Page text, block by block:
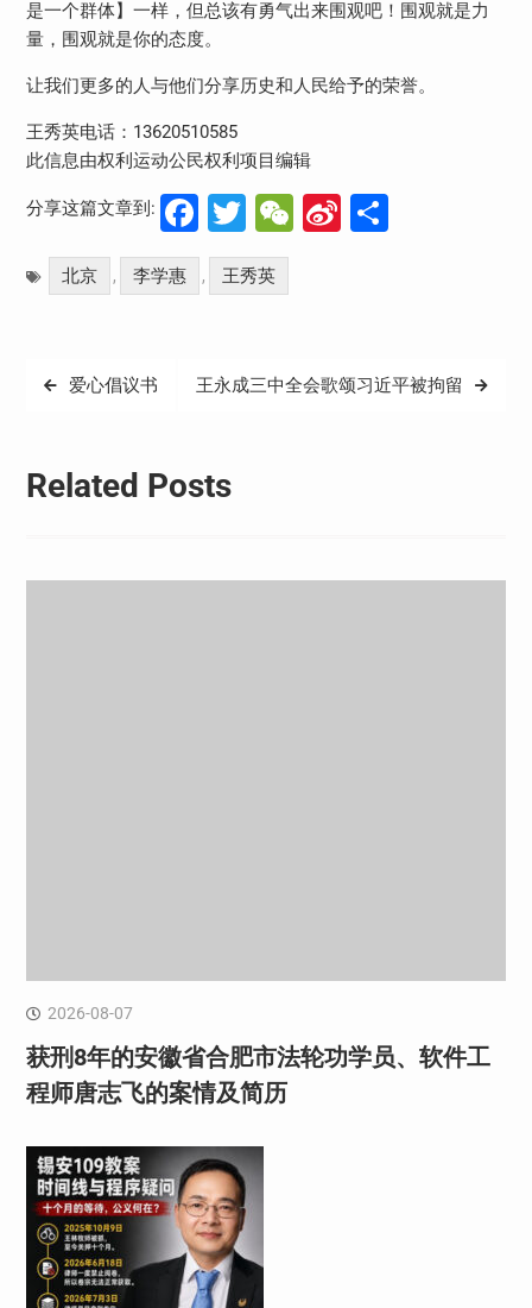
是一个群体】一样，但总该有勇气出来围观吧！围观就是力
量，围观就是你的态度。
让我们更多的人与他们分享历史和人民给予的荣誉。
王秀英电话： 13620510585
此信息由权利运动公民权利项目编辑
分享这篇文章到: Facebook
Twitter
WeChat
Sina分
北京 , 李学惠 , 王秀英
文
航
爱心倡议书 王永成三中全会歌颂习近平被拘留
Related Posts
2026-08-07
获刑8年的安徽省合肥市法轮功学员、软件工
程师唐志飞的案情及简历